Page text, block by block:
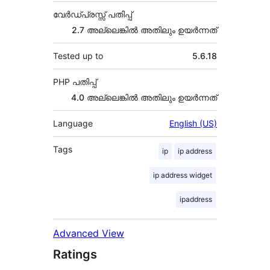
വേർഡ്പ്രസ്സ് പതിപ്പ്
2.7 അല്ലെങ്കില്‍ അതിലും ഉയര്‍ന്നത്
Tested up to 5.6.18
PHP പതിപ്പ്
4.0 അല്ലെങ്കില്‍ അതിലും ഉയര്‍ന്നത്
Language English (US)
Tags ip ip address
ip address widget
ipaddress
Advanced View
Ratings